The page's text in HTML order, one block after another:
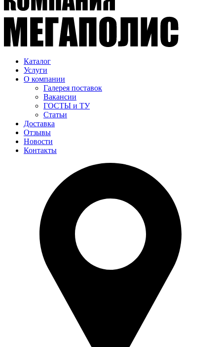
Каталог
Услуги
О компании
Галерея поставок
Вакансии
ГОСТЫ и ТУ
Статьи
Доставка
Отзывы
Новости
Контакты